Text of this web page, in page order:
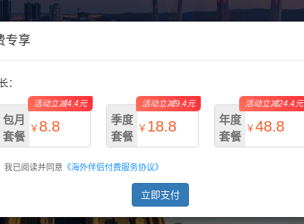
专享
：
包月
套餐
￥ 8.8
￥13.2
活动立减4.4元
季度
套餐
￥ 18.8
￥28.2
活动立减9.4元
年度
套餐
￥48.8
活动立减24.4元
我已阅读并同意 《海外伴侣付费服务协议》
立即支付